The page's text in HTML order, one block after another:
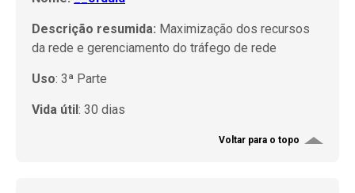
Descrição resumida: Maximização dos recursos
da rede e gerenciamento do tráfego de rede
Uso: 3ª Parte
Vida útil: 30 dias
Voltar para o topo